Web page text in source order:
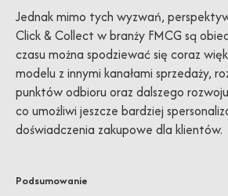
Jednak mimo tych wyzwań,
Click & Collect w branży FMCG są
czasu można spodziewać się coraz
modelu z innymi kanałami sprzedaży,
punktów odbioru oraz dalszego
co umożliwi jeszcze bardziej
doświadczenia zakupowe dla klientów.
Podsumowanie